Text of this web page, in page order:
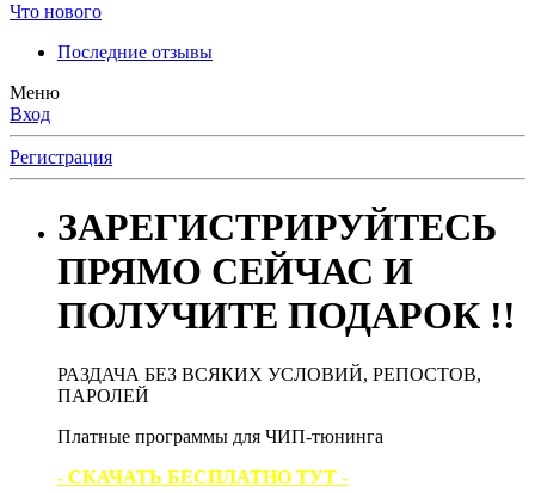
Что нового
Последние отзывы
Меню
Вход
Регистрация
ЗАРЕГИСТРИРУЙТЕСЬ
ПРЯМО СЕЙЧАС И
ПОЛУЧИТЕ ПОДАРОК !!
РАЗДАЧА БЕЗ ВСЯКИХ УСЛОВИЙ, РЕПОСТОВ,
ПАРОЛЕЙ
Платные программы для ЧИП-тюнинга
- СКАЧАТЬ БЕСПЛАТНО ТУТ -